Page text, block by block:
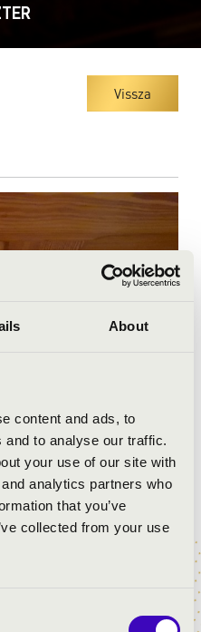
About
content and ads, to
to analyse our traffic.
your use of our site with
analytics partners who
that you’ve
collected from your use
Vissza